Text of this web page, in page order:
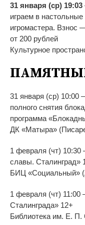
31 января (ср) 19:03
играем в настольные
игромастера. Взнос
от 200 рублей
Культурное
31 января (ср) 10:00
полного снятия
программа «
ДК «Матыра»
1 февраля (чт) 10:30
славы. Сталинград»
БИЦ «Социальный»
1 февраля (чт) 11:00
Сталинграда» 12+
Библиотека им. Е. П.